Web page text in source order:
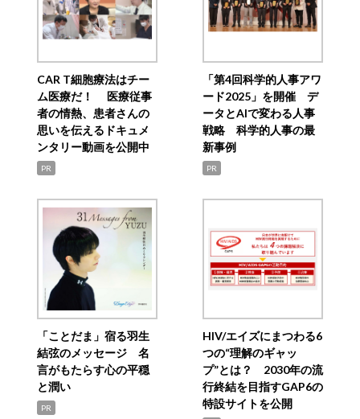
CAR T細胞療法はチー
ム医療だ！ 医療従事
者の情熱、患者さんの
思いを伝えるドキュメ
ンタリー動画を公開中
PR
「第4回科学的人事アワ
ード2025」を開催 デ
ータとAIで変わる人事
戦略 科学的人事の最
新事例
PR
「ことだま」宿る羽生
結弦のメッセージ 名
言がもたらす心の平穏
と潤い
PR
HIV/エイズにまつわる6
つの“理解のギャッ
プ”とは？ 2030年の流
行終結を目指すGAP6の
特設サイトを公開